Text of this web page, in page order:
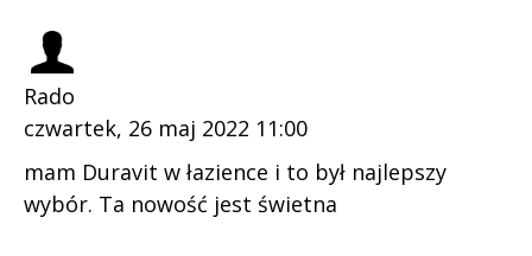
Rado
czwartek, 26 maj 2022 11:00
mam Duravit w łazience i to był najlepszy
wybór. Ta nowość jest świetna